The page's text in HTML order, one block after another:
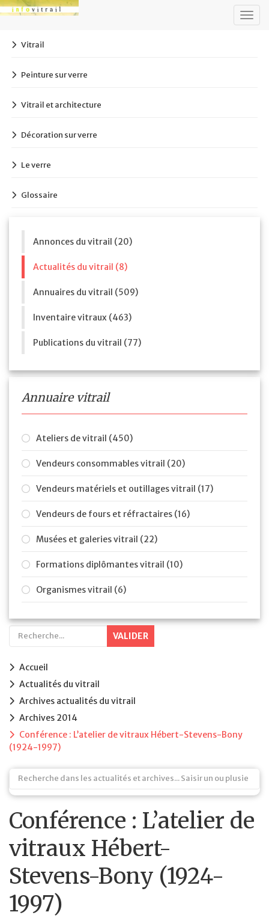
Vitrail
Peinture sur verre
Vitrail et architecture
Décoration sur verre
Le verre
Glossaire
Annonces du vitrail (20)
Actualités du vitrail (8)
Annuaires du vitrail (509)
Inventaire vitraux (463)
Publications du vitrail (77)
Annuaire vitrail
Ateliers de vitrail (450)
Vendeurs consommables vitrail (20)
Vendeurs matériels et outillages vitrail (17)
Vendeurs de fours et réfractaires (16)
Musées et galeries vitrail (22)
Formations diplômantes vitrail (10)
Organismes vitrail (6)
VALIDER
Accueil
Actualités du vitrail
Archives actualités du vitrail
Archives 2014
Conférence : L’atelier de vitraux Hébert-Stevens-Bony
(1924-1997)
Conférence : L’atelier de
vitraux Hébert-
Stevens-Bony (1924-
1997)